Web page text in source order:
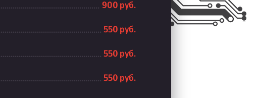
900 руб.
550 руб.
550 руб.
550 руб.